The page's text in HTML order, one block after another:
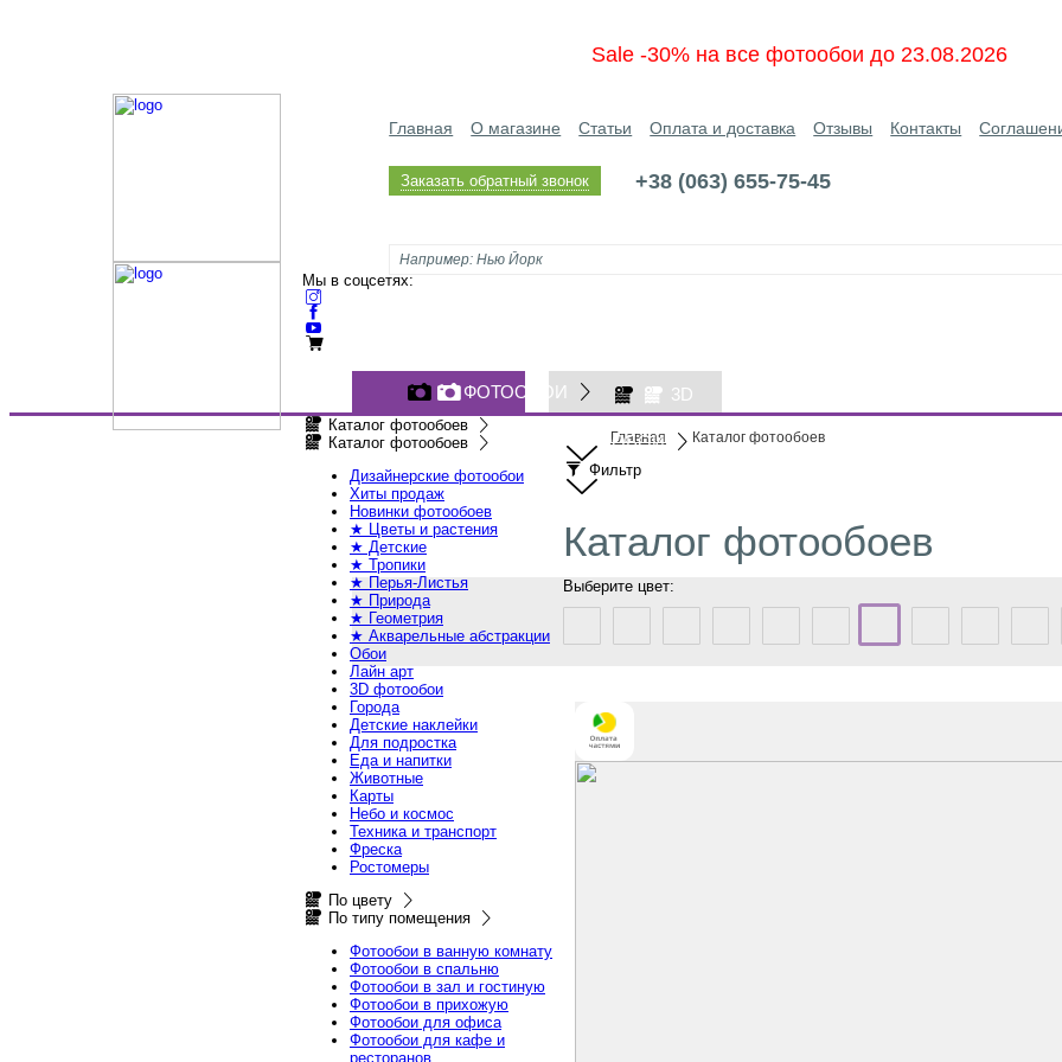
Sale -30% на все фотообои до 23.08.2026
Главная О магазине Статьи Оплата и доставка Отзывы Контакты
Заказать обратный звонок +38 (063) 655-75-45
Мы в соцсетях:
ФОТООБОИ 3D
ОБОИ
Каталог фотообоев
Каталог фотообоев
Дизайнерские фотообои
Хиты продаж
Новинки фотообоев
★ Цветы и растения
★ Детские
★ Тропики
★ Перья-Листья
★ Природа
★ Геометрия
★ Акварельные абстракции
Обои
Лайн арт
3D фотообои
Города
Детские наклейки
Для подростка
Еда и напитки
Животные
Карты
Небо и космос
Техника и транспорт
Фреска
Ростомеры
По цвету
По типу помещения
Фотообои в ванную комнату
Фотообои в спальню
Фотообои в зал и гостиную
Фотообои в прихожую
Фотообои для офиса
Фотообои для кафе и
ресторанов
Главная Каталог фотообоев
Фильтр
Каталог фотообоев
Выберите цвет: